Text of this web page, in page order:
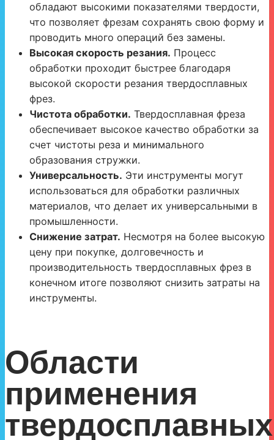
обладают высокими показателями твердости,
что позволяет фрезам сохранять свою форму и
проводить много операций без замены.
Высокая скорость резания. Процесс
обработки проходит быстрее благодаря
высокой скорости резания твердосплавных
фрез.
Чистота обработки. Твердосплавная фреза
обеспечивает высокое качество обработки за
счет чистоты реза и минимального
образования стружки.
Универсальность. Эти инструменты могут
использоваться для обработки различных
материалов, что делает их универсальными в
промышленности.
Снижение затрат. Несмотря на более высокую
цену при покупке, долговечность и
производительность твердосплавных фрез в
конечном итоге позволяют снизить затраты на
инструменты.
Области
применения
твердосплавных